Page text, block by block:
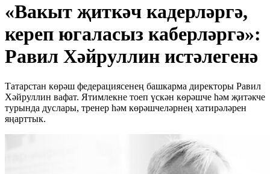
«Вакыт җиткәч кадерләргә,
кереп югаласыз каберләргә»:
Равил Хәйруллин истәлегенә
Татарстан көрәш федерациясенең башкарма директоры Равил
Хәйруллин вафат. Ятимлекне тоеп үскән көрәшче һәм җитәкче
турында дуслары, тренер һәм көрәшчеләрнең хатирәләрен
яңарттык.